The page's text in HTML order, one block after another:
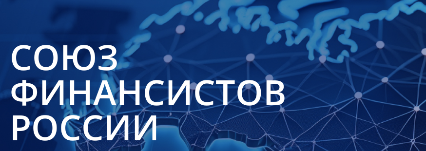
СОЮЗ
ФИНАНСИСТОВ
РОССИИ